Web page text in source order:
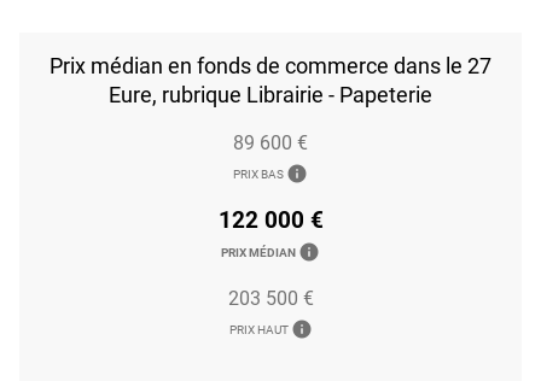
Prix médian en fonds de commerce dans le 27
Eure, rubrique Librairie - Papeterie
89 600 €
PRIX BAS info
122 000 €
PRIX MÉDIAN info
203 500 €
PRIX HAUT info